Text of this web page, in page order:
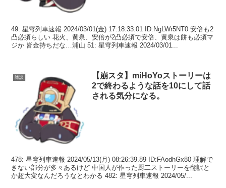
49: 星穹列車速報 2024/03/01(金) 17:18:33.01 ID:NgLWr5NT0 安倍も2
凸必須らしい 花火、黄泉、安倍が2凸必須で安倍、黄泉は餅も必須マ
ジか 皆金持ちだな…浦山 51: 星穹列車速報 2024/03/01...
雑談
【崩スタ】miHoYoストーリーは
2で終わるような話を10にして話
される気分になる。
478: 星穹列車速報 2024/05/13(月) 08:26:39.89 ID:FAodhGx80 理解で
きない部分が多々あるけど 中国人が作った厨二ストーリーを翻訳と
か超大変なんだろうなとわかる 482: 星穹列車速報 2024/05/...